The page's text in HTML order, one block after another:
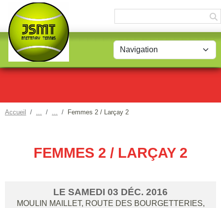
Accueil Femmes 2 / Larçay 2
FEMMES 2 / LARÇAY 2
LE SAMEDI 03 DÉC. 2016
MOULIN MAILLET, ROUTE DES BOURGETTERIES,
Panneau de gestion des cookies